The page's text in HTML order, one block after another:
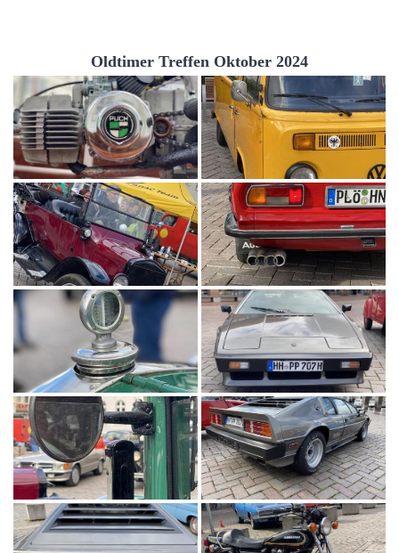
Oldtimer Treffen Oktober 2024